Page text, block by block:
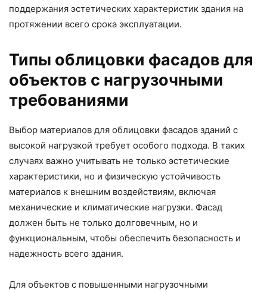
поддержания эстетических характеристик здания на
протяжении всего срока эксплуатации.
Типы облицовки фасадов для
объектов с нагрузочными
требованиями
Выбор материалов для облицовки фасадов зданий с
высокой нагрузкой требует особого подхода. В таких
случаях важно учитывать не только эстетические
характеристики, но и физическую устойчивость
материалов к внешним воздействиям, включая
механические и климатические нагрузки. Фасад
должен быть не только долговечным, но и
функциональным, чтобы обеспечить безопасность и
надежность всего здания.
Для объектов с повышенными нагрузочными